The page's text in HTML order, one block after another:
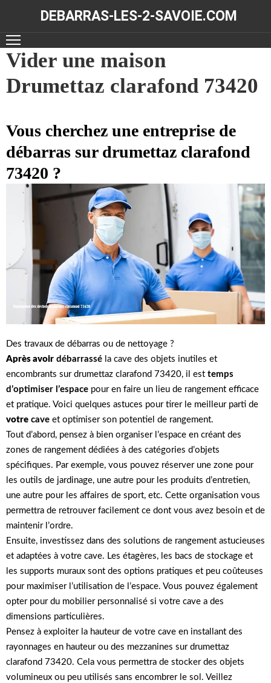
DEBARRAS-LES-2-SAVOIE.COM
ACCUEIL
DÉBARRAS
RÉALISATIONS
CONTACT
Vider une maison
Drumettaz clarafond 73420
Vous cherchez une entreprise de
débarras sur drumettaz clarafond
73420 ?
Des travaux de débarras ou de nettoyage ?
Après avoir débarrassé la cave des objets inutiles et
encombrants sur drumettaz clarafond 73420, il est temps
d’optimiser l’espace pour en faire un lieu de rangement efficace
et pratique. Voici quelques astuces pour tirer le meilleur parti de
votre cave et optimiser son potentiel de rangement.
Tout d’abord, pensez à bien organiser l’espace en créant des
zones de rangement dédiées à des catégories d’objets
spécifiques. Par exemple, vous pouvez réserver une zone pour
les outils de jardinage, une autre pour les produits d’entretien,
une autre pour les affaires de sport, etc. Cette organisation vous
permettra de retrouver facilement ce dont vous avez besoin et de
maintenir l’ordre.
Ensuite, investissez dans des solutions de rangement astucieuses
et adaptées à votre cave. Les étagères, les bacs de stockage et
les supports muraux sont des options pratiques et peu coûteuses
pour maximiser l’utilisation de l’espace. Vous pouvez également
opter pour du mobilier personnalisé si votre cave a des
dimensions particulières.
Pensez à exploiter la hauteur de votre cave en installant des
rayonnages en hauteur ou des mezzanines sur drumettaz
clarafond 73420. Cela vous permettra de stocker des objets
volumineux ou peu utilisés sans encombrer le sol. Veillez